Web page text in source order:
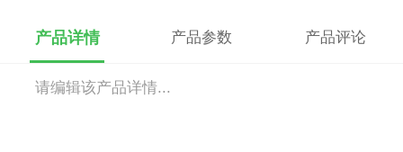
产品详情 产品参数 产品评论
请编辑该产品详情...